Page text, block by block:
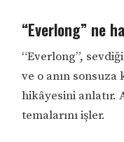
“Everlong” ne
“Everlong”,
ve o anın
hikâyesini anlatır.
temalarını işler.